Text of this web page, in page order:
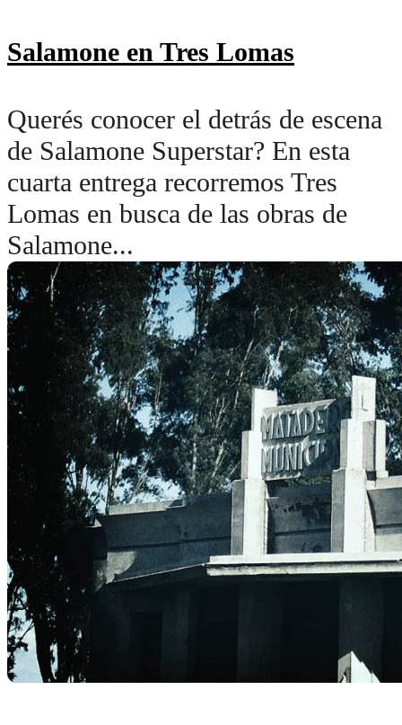
Salamone en Tres Lomas
Querés conocer el detrás de escena
de Salamone Superstar? En esta
cuarta entrega recorremos Tres
Lomas en busca de las obras de
Salamone...